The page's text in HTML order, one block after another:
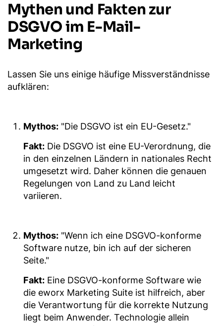
Mythen und Fakten zur
DSGVO im E-Mail-
Marketing
Lassen Sie uns einige häufige Missverständnisse
aufklären:
Mythos: "Die DSGVO ist ein EU-Gesetz."
Fakt: Die DSGVO ist eine EU-Verordnung, die
in den einzelnen Ländern in nationales Recht
umgesetzt wird. Daher können die genauen
Regelungen von Land zu Land leicht
variieren.
Mythos: "Wenn ich eine DSGVO-konforme
Software nutze, bin ich auf der sicheren
Seite."
Fakt: Eine DSGVO-konforme Software wie
die eworx Marketing Suite ist hilfreich, aber
die Verantwortung für die korrekte Nutzung
liegt beim Anwender. Technologie allein